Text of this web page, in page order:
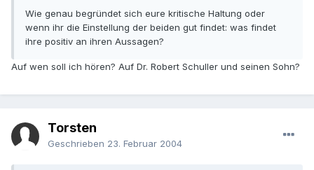
Wie genau begründet sich eure kritische Haltung oder
wenn ihr die Einstellung der beiden gut findet: was findet
ihre positiv an ihren Aussagen?
Auf wen soll ich hören? Auf Dr. Robert Schuller und seinen Sohn?
Torsten
Geschrieben 23. Februar 2004